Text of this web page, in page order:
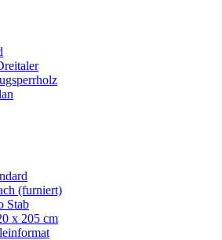
(furniert)
Stab
x 205 cm